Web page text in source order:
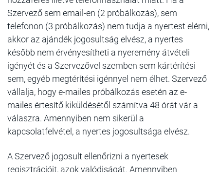
Szervező sem email-en (2 próbálkozás), sem
telefonon (3 próbálkozás) nem tudja a nyertest elérni,
akkor az ajándék jogosultság elvész, a nyertes
később nem érvényesítheti a nyeremény átvételi
igényét és a Szervezővel szemben sem kártérítési
sem, egyéb megtérítési igénnyel nem élhet. Szervező
vállalja, hogy e-mailes próbálkozás esetén az e-
mailes értesítő kiküldésétől számítva 48 órát vár a
válaszra. Amennyiben nem sikerül a
kapcsolatfelvétel, a nyertes jogosultsága elvész.
A Szervező jogosult ellenőrizni a nyertesek
regisztrációit, azok valódiságát. Amennyiben